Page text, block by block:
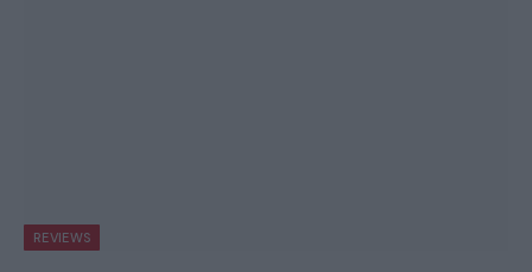
REVIEWS